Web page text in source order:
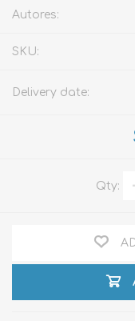
Autores:
SKU:
Delivery date:
Qty: